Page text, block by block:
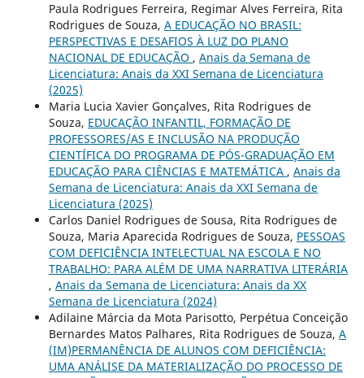
Paula Rodrigues Ferreira, Regimar Alves Ferreira, Rita
Rodrigues de Souza, A EDUCAÇÃO NO BRASIL:
PERSPECTIVAS E DESAFIOS À LUZ DO PLANO
NACIONAL DE EDUCAÇÃO , Anais da Semana de
Licenciatura: Anais da XXI Semana de Licenciatura
(2025)
Maria Lucia Xavier Gonçalves, Rita Rodrigues de
Souza, EDUCAÇÃO INFANTIL, FORMAÇÃO DE
PROFESSORES/AS E INCLUSÃO NA PRODUÇÃO
CIENTÍFICA DO PROGRAMA DE PÓS-GRADUAÇÃO EM
EDUCAÇÃO PARA CIÊNCIAS E MATEMÁTICA , Anais da
Semana de Licenciatura: Anais da XXI Semana de
Licenciatura (2025)
Carlos Daniel Rodrigues de Sousa, Rita Rodrigues de
Souza, Maria Aparecida Rodrigues de Souza, PESSOAS
COM DEFICIÊNCIA INTELECTUAL NA ESCOLA E NO
TRABALHO: PARA ALÉM DE UMA NARRATIVA LITERÁRIA
, Anais da Semana de Licenciatura: Anais da XX
Semana de Licenciatura (2024)
Adilaine Márcia da Mota Parisotto, Perpétua Conceição
Bernardes Matos Palhares, Rita Rodrigues de Souza, A
(IM)PERMANÊNCIA DE ALUNOS COM DEFICIÊNCIA:
UMA ANÁLISE DA MATERIALIZAÇÃO DO PROCESSO DE